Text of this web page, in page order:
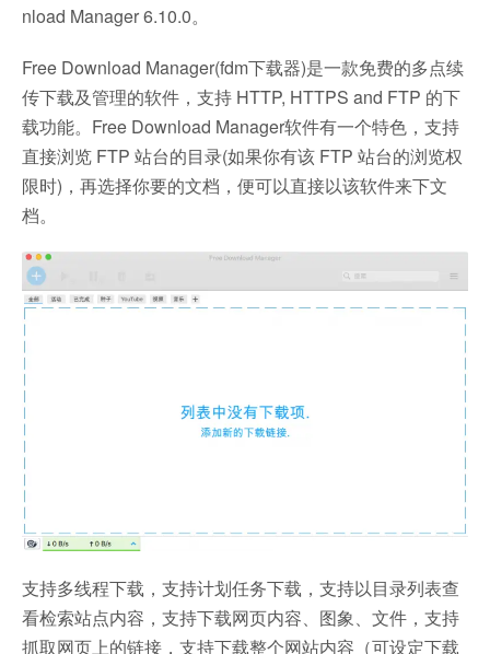
nload Manager 6.10.0。
Free Download Manager(fdm下载器)是一款免费的多点续
传下载及管理的软件，支持 HTTP, HTTPS and FTP 的下
载功能。Free Download Manager软件有一个特色，支持
直接浏览 FTP 站台的目录(如果你有该 FTP 站台的浏览权
限时)，再选择你要的文档，便可以直接以该软件来下文
档。
支持多线程下载，支持计划任务下载，支持以目录列表查
看检索站点内容，支持下载网页内容、图象、文件，支持
抓取网页上的链接，支持下载整个网站内容（可设定下载